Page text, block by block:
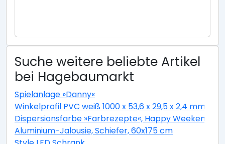
Suche weitere beliebte Artikel
bei Hagebaumarkt
Spielanlage »Danny«
Winkelprofil PVC weiß 1000 x 53,6 x 29,5 x 2,4 mm
Dispersionsfarbe »Farbrezepte«, Happy Weekend,
Aluminium-Jalousie, Schiefer, 60x175 cm